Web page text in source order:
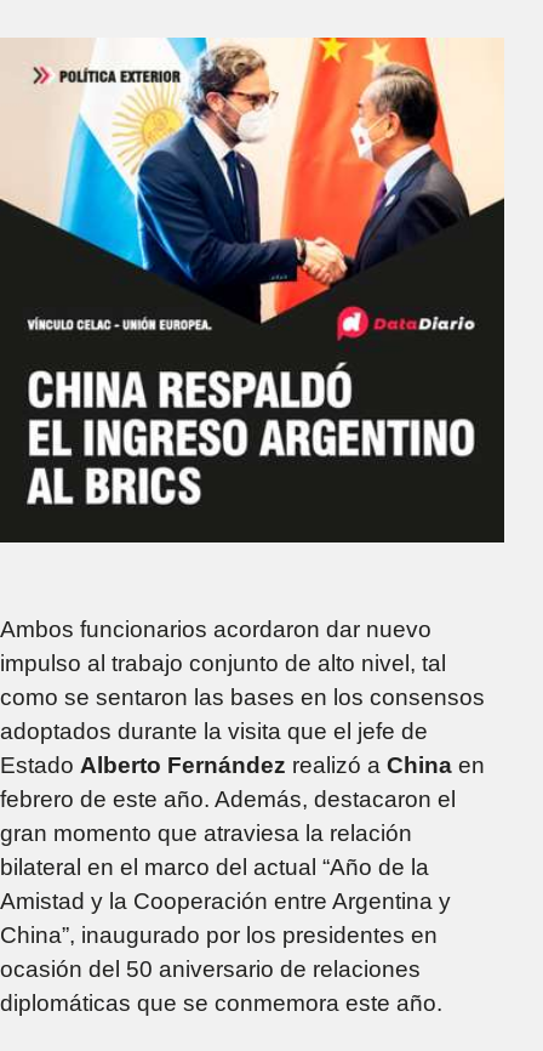
Ambos funcionarios acordaron dar nuevo
impulso al trabajo conjunto de alto nivel, tal
como se sentaron las bases en los consensos
adoptados durante la visita que el jefe de
Estado Alberto Fernández realizó a China en
febrero de este año. Además, destacaron el
gran momento que atraviesa la relación
bilateral en el marco del actual “Año de la
Amistad y la Cooperación entre Argentina y
China”, inaugurado por los presidentes en
ocasión del 50 aniversario de relaciones
diplomáticas que se conmemora este año.